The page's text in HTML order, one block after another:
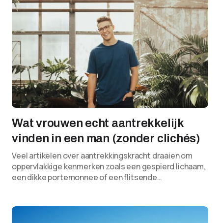
Wat vrouwen echt aantrekkelijk
vinden in een man (zonder clichés)
Veel artikelen over aantrekkingskracht draaien om
oppervlakkige kenmerken zoals een gespierd lichaam,
een dikke portemonnee of een flitsende…